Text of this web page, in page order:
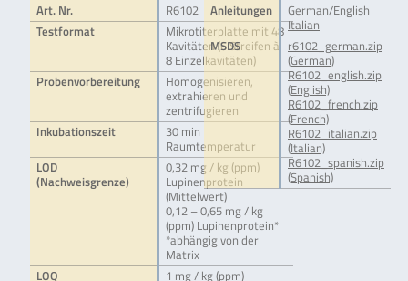
Art. Nr.
R6102
Testformat
Mikrotiterplatte mit 48
Kavitäten (6 Streifen à
8 Einzelkavitäten)
Probenvorbereitung
Homogenisieren,
extrahieren und
zentrifugieren
Inkubationszeit
30 min
Raumtemperatur
LOD
(Nachweisgrenze)
0,32 mg / kg (ppm)
Lupinenprotein
(Mittelwert)
0,12 – 0,65 mg / kg
(ppm) Lupinenprotein*
*abhängig von der
Matrix
LOQ
1 mg / kg (ppm)
Anleitungen
German/English
Italian
MSDS
r6102_german.zip
(German)
R6102_english.zip
(English)
R6102_french.zip
(French)
R6102_italian.zip
(Italian)
R6102_spanish.zip
(Spanish)